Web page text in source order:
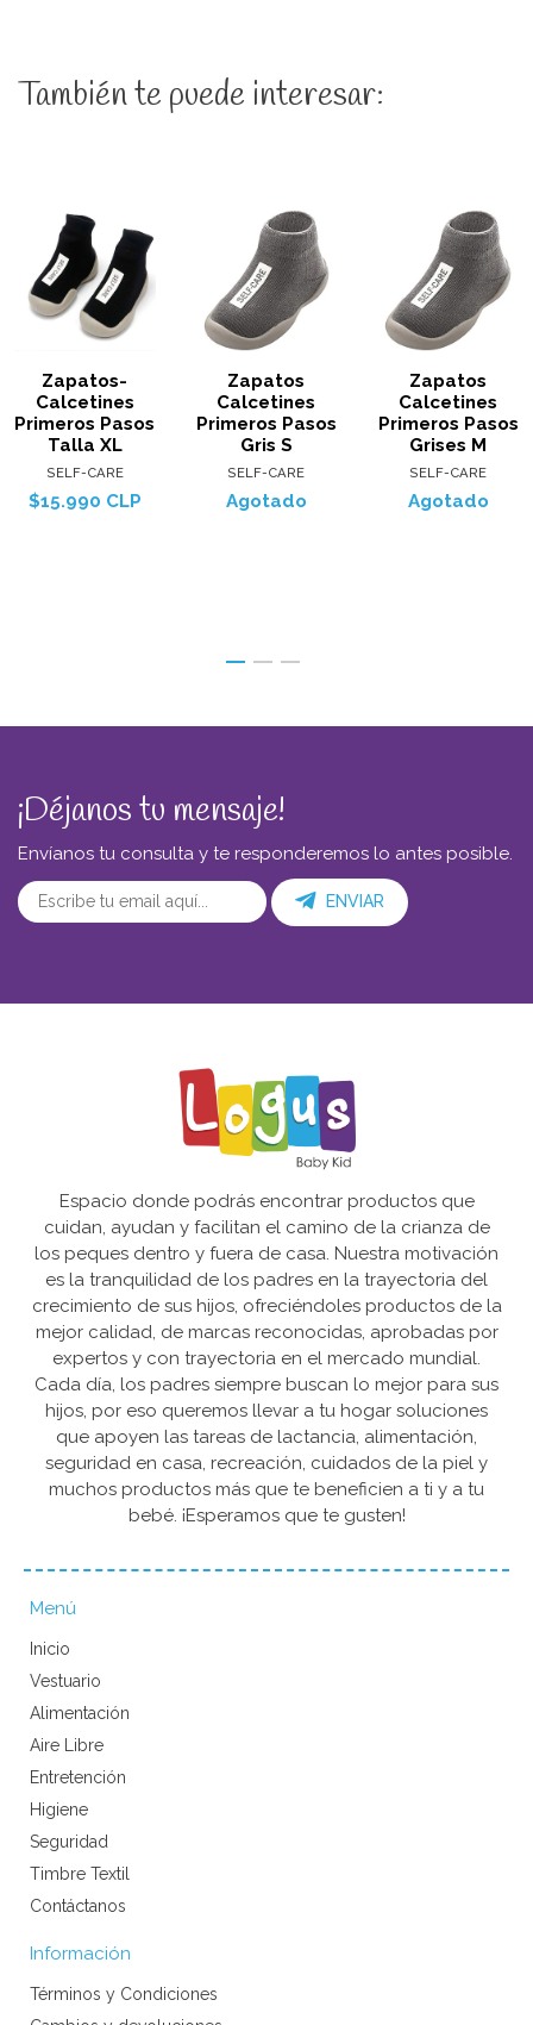
También te puede interesar:
Zapatos-
Calcetines
Primeros Pasos
Talla XL
SELF-CARE
$15.990 CLP
Zapatos
Calcetines
Primeros Pasos
Gris S
SELF-CARE
Agotado
Zapatos
Calcetines
Primeros Pasos
Grises M
SELF-CARE
Agotado
¡Déjanos tu mensaje!
Envíanos tu consulta y te responderemos lo antes posible.
ENVIAR
Espacio donde podrás encontrar productos que
cuidan, ayudan y facilitan el camino de la crianza de
los peques dentro y fuera de casa. Nuestra motivación
es la tranquilidad de los padres en la trayectoria del
crecimiento de sus hijos, ofreciéndoles productos de la
mejor calidad, de marcas reconocidas, aprobadas por
expertos y con trayectoria en el mercado mundial.
Cada día, los padres siempre buscan lo mejor para sus
hijos, por eso queremos llevar a tu hogar soluciones
que apoyen las tareas de lactancia, alimentación,
seguridad en casa, recreación, cuidados de la piel y
muchos productos más que te beneficien a ti y a tu
bebé. ¡Esperamos que te gusten!
Menú
Inicio
Vestuario
Alimentación
Aire Libre
Entretención
Higiene
Seguridad
Timbre Textil
Contáctanos
Información
Términos y Condiciones